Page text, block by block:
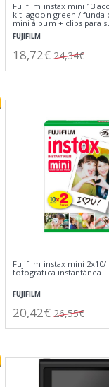
Fujifilm instax mini 13
kit lagoon green / funda
mini álbum + clips para
fotos
FUJIFILM
18,72€ 24,34€
Fujifilm instax mini 2x10/
fotográfica instantánea
FUJIFILM
20,42€ 26,55€